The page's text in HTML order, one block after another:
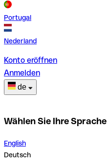
Portugal
Nederland
Konto eröffnen
Anmelden
de
Wählen Sie Ihre Sprache
English
Deutsch